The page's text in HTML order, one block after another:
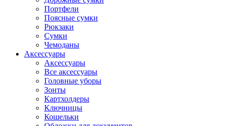
Портфели
Поясные сумки
Рюкзаки
Сумки
Чемоданы
Аксессуары
Аксессуары
Все аксессуары
Головные уборы
Зонты
Картхолдеры
Ключницы
Кошельки